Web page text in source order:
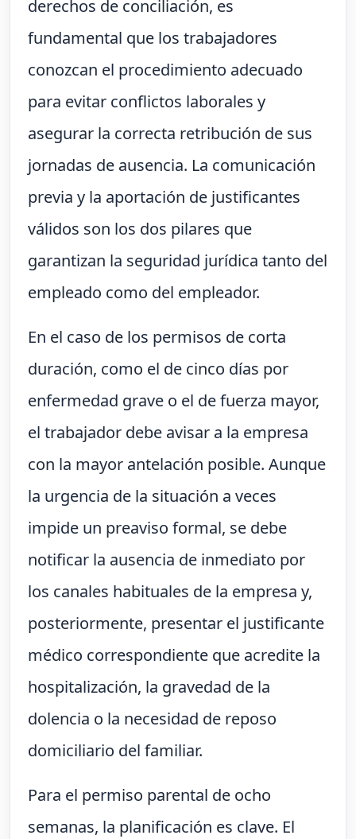
derechos de conciliación, es
fundamental que los trabajadores
conozcan el procedimiento adecuado
para evitar conflictos laborales y
asegurar la correcta retribución de sus
jornadas de ausencia. La comunicación
previa y la aportación de justificantes
válidos son los dos pilares que
garantizan la seguridad jurídica tanto del
empleado como del empleador.
En el caso de los permisos de corta
duración, como el de cinco días por
enfermedad grave o el de fuerza mayor,
el trabajador debe avisar a la empresa
con la mayor antelación posible. Aunque
la urgencia de la situación a veces
impide un preaviso formal, se debe
notificar la ausencia de inmediato por
los canales habituales de la empresa y,
posteriormente, presentar el justificante
médico correspondiente que acredite la
hospitalización, la gravedad de la
dolencia o la necesidad de reposo
domiciliario del familiar.
Para el permiso parental de ocho
semanas, la planificación es clave. El